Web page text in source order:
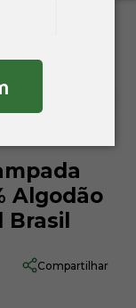
Algodão
Compartilhar